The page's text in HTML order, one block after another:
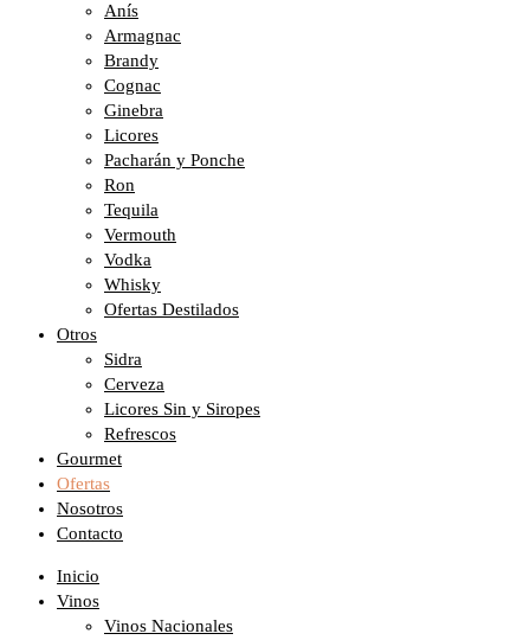
Anís
Armagnac
Brandy
Cognac
Ginebra
Licores
Pacharán y Ponche
Ron
Tequila
Vermouth
Vodka
Whisky
Ofertas Destilados
Otros
Sidra
Cerveza
Licores Sin y Siropes
Refrescos
Gourmet
Ofertas
Nosotros
Contacto
Inicio
Vinos
Vinos Nacionales